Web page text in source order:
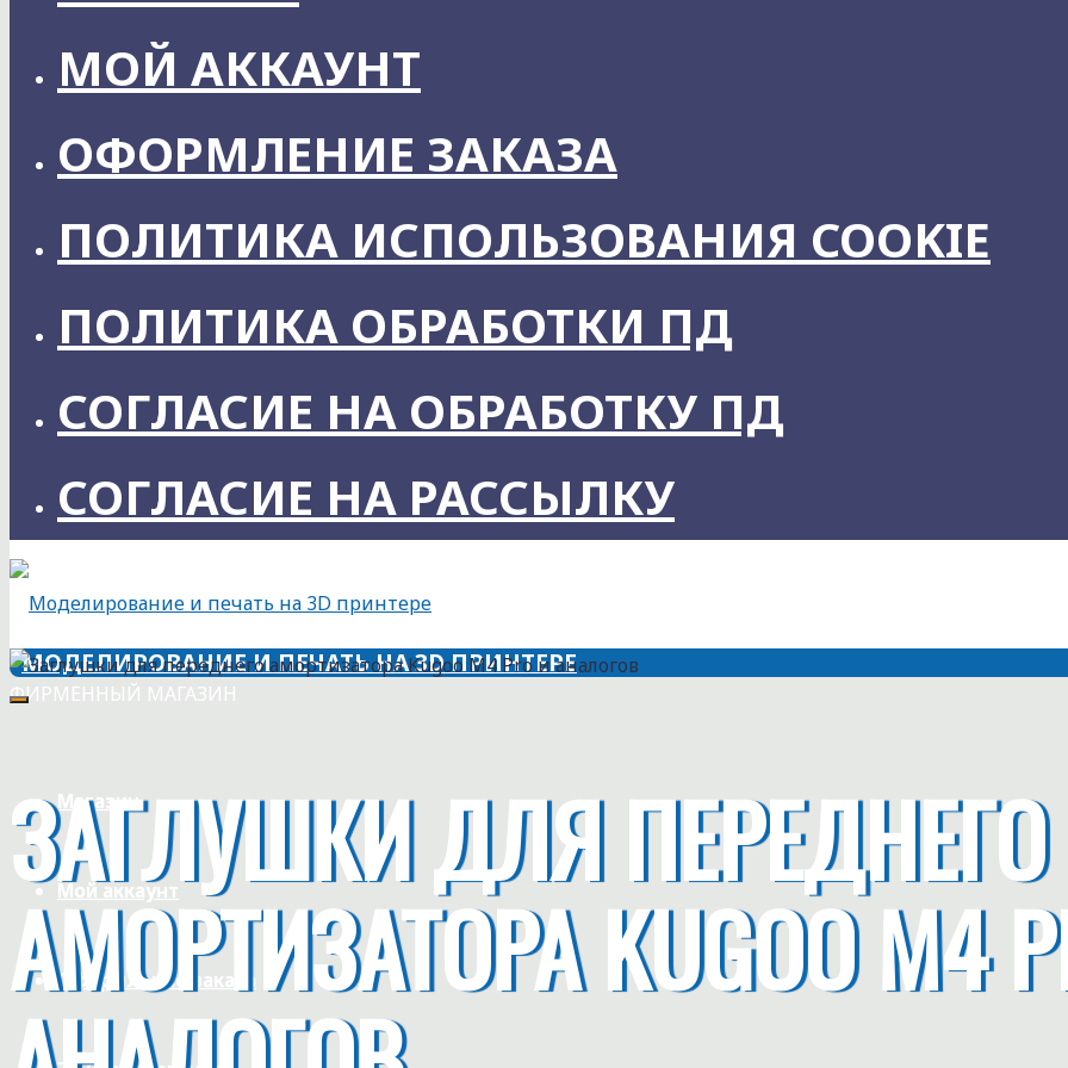
МОЙ АККАУНТ
ОФОРМЛЕНИЕ ЗАКАЗА
ПОЛИТИКА ИСПОЛЬЗОВАНИЯ COOKIE
ПОЛИТИКА ОБРАБОТКИ ПД
СОГЛАСИЕ НА ОБРАБОТКУ ПД
СОГЛАСИЕ НА РАССЫЛКУ
МОДЕЛИРОВАНИЕ И ПЕЧАТЬ НА 3D ПРИНТЕРЕ
ФИРМЕННЫЙ МАГАЗИН
Магазин
Мой аккаунт
Оформление заказа
ЗАГЛУШКИ ДЛЯ ПЕРЕДНЕГО
АМОРТИЗАТОРА KUGOO M4